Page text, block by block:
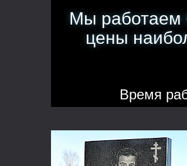
Мы работаем
цены
Время